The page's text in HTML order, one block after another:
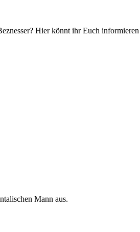
Hier könnt ihr Euch informieren
Mann aus.